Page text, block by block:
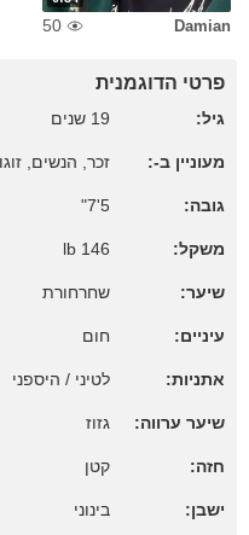
Damian
50
פרטי הדוגמנית
גיל: 19 שנים
מעוניין ב-: זכר, הנשים,
גובה: 5'7"
משקל: 146 lb
שיער: שחרחורת
עיניים: חום
אתניות: לטיני / היספני
שיער ערווה: גזוז
חזה: קטן
ישבן: בינוני